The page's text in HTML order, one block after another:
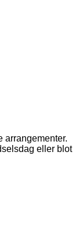
arrangementer.
eller blot